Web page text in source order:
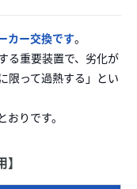
カー交換です。
る重要装置で、劣化が
限って過熱する」とい
りです。